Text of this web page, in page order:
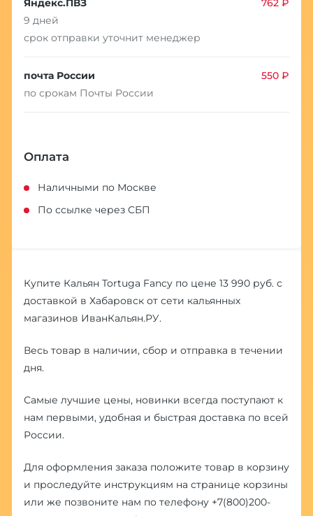
Яндекс.ПВЗ
762 ₽
9 дней
срок отправки уточнит менеджер
почта России
550 ₽
по срокам Почты России
Оплата
Наличными по Москве
По ссылке через СБП
Купите Кальян Tortuga Fancy по цене 13 990 руб. с
доставкой в Хабаровск от сети кальянных
магазинов ИванКальян.РУ.
Весь товар в наличии, сбор и отправка в течении
дня.
Самые лучшие цены, новинки всегда поступают к
нам первыми, удобная и быстрая доставка по всей
России.
Для оформления заказа положите товар в корзину
и проследуйте инструкциям на странице корзины
или же позвоните нам по телефону +7(800)200-